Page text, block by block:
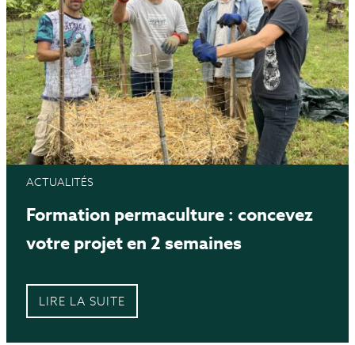
ACTUALITÉS
Formation permaculture : concevez
votre projet en 2 semaines
LIRE LA SUITE